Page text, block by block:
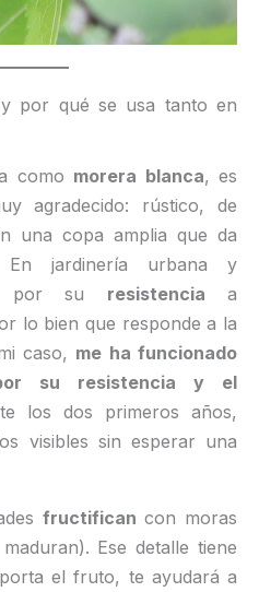
y por qué se usa tanto en
como morera blanca, es
agradecido: rústico, de
una copa amplia que da
En jardinería urbana y
por su resistencia a
lo bien que responde a la
caso, me ha funcionado
su resistencia y el
los dos primeros años,
visibles sin esperar una
fructifican con moras
Ese detalle tiene
el fruto, te ayudará a